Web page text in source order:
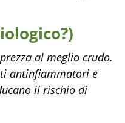
al meglio crudo.
antinfiammatori e
il rischio di